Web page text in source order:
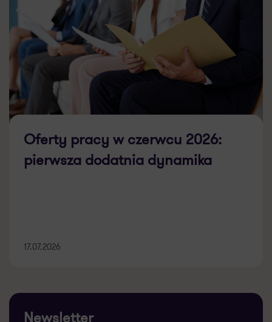
Oferty pracy w czerwcu 2026:
pierwsza dodatnia dynamika
17.07.2026
Newsletter